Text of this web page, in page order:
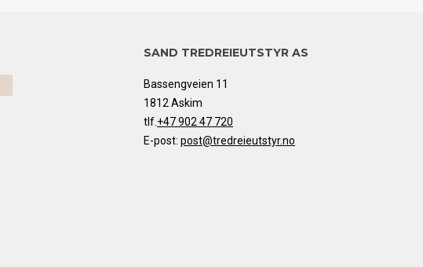
SAND TREDREIEUTSTYR AS
Bassengveien 11
1812 Askim
tlf. +47 902 47 720
E-post: post@tredreieutstyr.no